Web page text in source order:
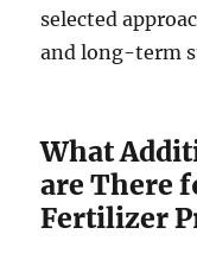
selected
and long-term
What
are There
Fertilizer